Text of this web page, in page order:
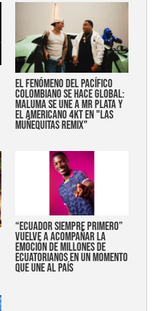
EL FENÓMENO DEL PACÍFICO
COLOMBIANO SE HACE GLOBAL:
MALUMA SE UNE A MR PLATA Y
EL AMERICANO 4KT EN "LAS
MUÑEQUITAS REMIX"
“Ecuador siempre primero”
vuelve a acompañar la
emoción de millones de
ecuatorianos en un momento
que une al país